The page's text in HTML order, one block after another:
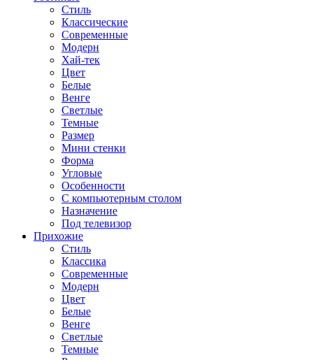
Стиль
Классические
Современные
Модерн
Хай-тек
Цвет
Белые
Венге
Светлые
Темные
Размер
Мини стенки
Форма
Угловые
Особенности
С компьютерным столом
Назначение
Под телевизор
Прихожие
Стиль
Классика
Современные
Модерн
Цвет
Белые
Венге
Светлые
Темные